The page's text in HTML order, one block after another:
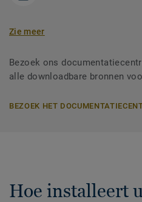
Zie meer
Bezoek ons
alle downloadbare bronnen
BEZOEK HET
Hoe installeert